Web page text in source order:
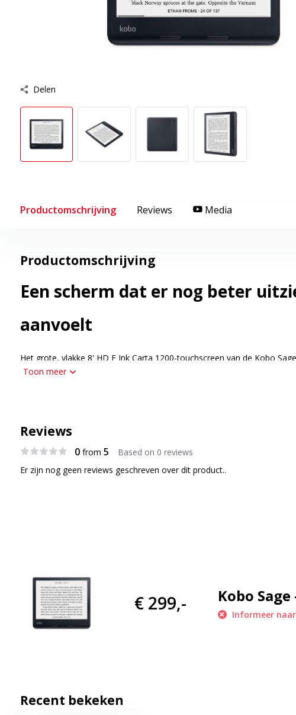
Delen
Productomschrijving Reviews Media
Productomschrijving
Een scherm dat er nog beter
aanvoelt
Het grote, vlakke 8' HD E Ink Carta 1200-touchscreen van de Kobo
een uitstekende leesbaarheid en slaat pagina's sneller om. Donkere
Een veelzijdige tool voor
De Kobo Sage is nieuw ontwikkeld met een quad-core processor en
topprestaties in één elegant pakket. Gestroomlijnd en lichtgewicht: de
Dankzij de ondersteuning van Kobo-luisterboeken met draadloze
ook wanneer je je handen niet vrij hebt, genieten van een goed verhaal.
handgeschreven notities kunt maken in eBooks en PDF's. Met het
Toon meer
Reviews
0from 5 Based on 0 reviews
Er zijn nog geen reviews geschreven over dit product..
€ 299,- Kobo
Informeer
Recent bekeken